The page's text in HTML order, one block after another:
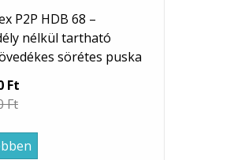
P2P HDB 68 –
nélkül tartható
sörétes puska
Ft
Ft